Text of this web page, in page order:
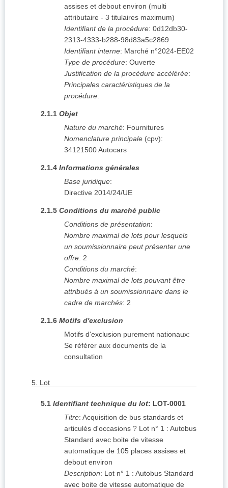
assises et debout environ (multi
attributaire - 3 titulaires maximum)
Identifiant de la procédure: 0d12db30-
2313-4333-b288-98d83a5c2869
Identifiant interne: Marché n°2024-EE02
Type de procédure: Ouverte
Justification de la procédure accélérée:
Principales caractéristiques de la
procédure:
2.1.1 Objet
Nature du marché: Fournitures
Nomenclature principale (cpv):
34121500Autocars
2.1.4 Informations générales
Base juridique:
Directive 2014/24/UE
2.1.5 Conditions du marché public
Conditions de présentation:
Nombre maximal de lots pour lesquels
un soumissionnaire peut présenter une
offre: 2
Conditions du marché:
Nombre maximal de lots pouvant être
attribués à un soumissionnaire dans le
cadre de marchés: 2
2.1.6 Motifs d'exclusion
Motifs d'exclusion purement nationaux:
Se référer aux documents de la
consultation
5. Lot
5.1 Identifiant technique du lot: LOT-0001
Titre: Acquisition de bus standards et
articulés d'occasions ? Lot n° 1 : Autobus
Standard avec boite de vitesse
automatique de 105 places assises et
debout environ
Description: Lot n° 1 : Autobus Standard
avec boite de vitesse automatique de